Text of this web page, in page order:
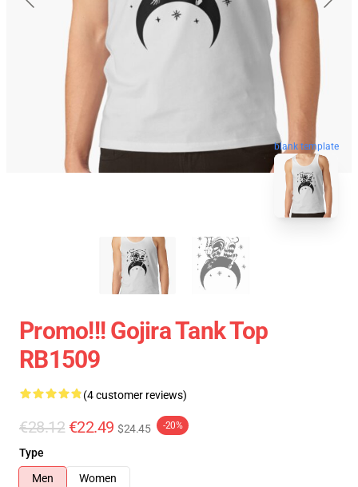
blank template
Promo!!! Gojira Tank Top
RB1509
(4 customer reviews)
€28.12 €22.49 $24.45 -20%
Type
Men
Women